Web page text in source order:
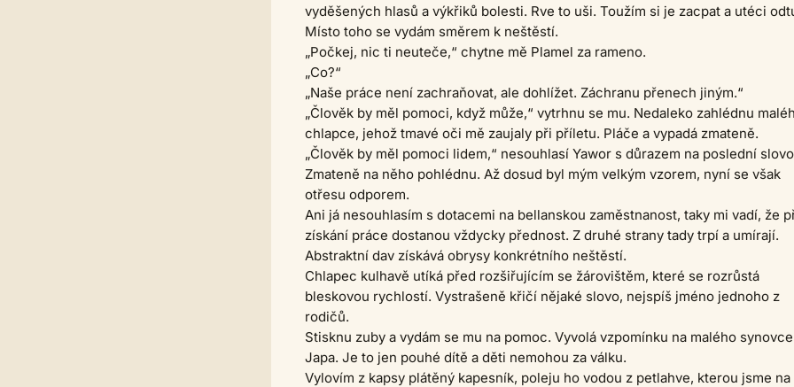
vyděšených hlasů a výkřiků bolesti. Rve to uši. Toužím si je zacpat a utéci
Místo toho se vydám směrem k neštěstí.
„Počkej, nic ti neuteče,“ chytne mě Plamel za rameno.
„Co?“
„Naše práce není zachraňovat, ale dohlížet. Záchranu přenech jiným.“
„Člověk by měl pomoci, když může,“ vytrhnu se mu. Nedaleko zahlédnu
chlapce, jehož tmavé oči mě zaujaly při příletu. Pláče a vypadá zmateně.
„Člověk by měl pomoci lidem,“ nesouhlasí Yawor s důrazem na poslední
Zmateně na něho pohlédnu. Až dosud byl mým velkým vzorem, nyní se však
otřesu odporem.
Ani já nesouhlasím s dotacemi na bellanskou zaměstnanost, taky mi vadí, že
získání práce dostanou vždycky přednost. Z druhé strany tady trpí a umírají.
Abstraktní dav získává obrysy konkrétního neštěstí.
Chlapec kulhavě utíká před rozšiřujícím se žárovištěm, které se rozrůstá
bleskovou rychlostí. Vystrašeně křičí nějaké slovo, nejspíš jméno jednoho z
rodičů.
Stisknu zuby a vydám se mu na pomoc. Vyvolá vzpomínku na malého synovce
Japa. Je to jen pouhé dítě a děti nemohou za válku.
Vylovím z kapsy plátěný kapesník, poleju ho vodou z petlahve, kterou jsme na